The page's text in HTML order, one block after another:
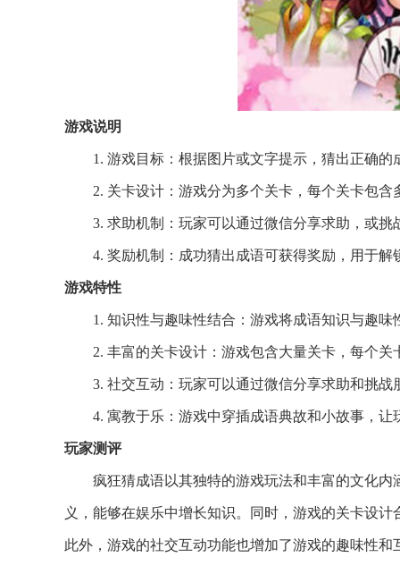
游戏说明
1. 游戏目标：根据图片或文字提示，猜出正确的
2. 关卡设计：游戏分为多个关卡，每个关卡包
3. 求助机制：玩家可以通过微信分享求助，或
4. 奖励机制：成功猜出成语可获得奖励，用于
游戏特性
1. 知识性与趣味性结合：游戏将成语知识与趣
2. 丰富的关卡设计：游戏包含大量关卡，每个
3. 社交互动：玩家可以通过微信分享求助和挑
4. 寓教于乐：游戏中穿插成语典故和小故事，让
玩家测评
疯狂猜成语以其独特的游戏玩法和丰富的文化
义，能够在娱乐中增长知识。同时，游戏的关卡设
此外，游戏的社交互动功能也增加了游戏的趣味性